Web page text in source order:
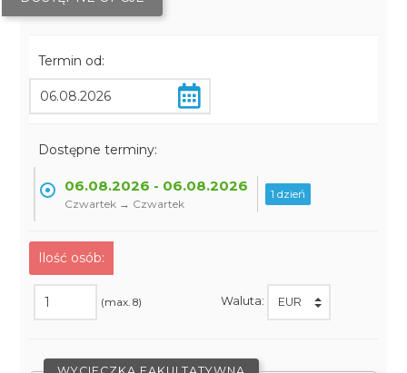
Termin od:
Dostępne terminy:
06.08.2026 - 06.08.2026
Czwartek → Czwartek
1 dzień
Ilość osób:
(max. 8) Waluta: